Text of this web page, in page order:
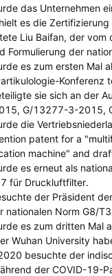
das Unternehmen
es die
Liu Baifan, der
Formulierung der
es zum ersten Mal
Konferenz
sie sich an der
G/13277-3-2015,
die
patent for a
machine" and
es erneut als
für Druckluftfilter.
der Präsident
nationalen Norm G8/
es zum dritten Mal
Wuhan University
besuchte der
der COVID-19-